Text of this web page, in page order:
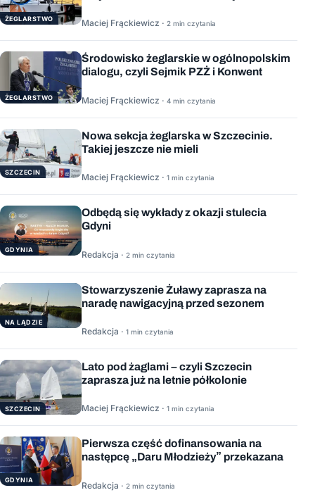
ŻEGLARSTWO Maciej Frąckiewicz · 2 min czytania
ŻEGLARSTWO
Środowisko żeglarskie w ogólnopolskim
dialogu, czyli Sejmik PZŻ i Konwent
Maciej Frąckiewicz · 4 min czytania
SZCZECIN
Nowa sekcja żeglarska w Szczecinie.
Takiej jeszcze nie mieli
Maciej Frąckiewicz · 1 min czytania
GDYNIA
Odbędą się wykłady z okazji stulecia
Gdyni
Redakcja · 2 min czytania
NA LĄDZIE
Stowarzyszenie Żuławy zaprasza na
naradę nawigacyjną przed sezonem
Redakcja · 1 min czytania
SZCZECIN
Lato pod żaglami – czyli Szczecin
zaprasza już na letnie półkolonie
Maciej Frąckiewicz · 1 min czytania
GDYNIA
Pierwsza część dofinansowania na
następcę „Daru Młodzieży” przekazana
Redakcja · 2 min czytania